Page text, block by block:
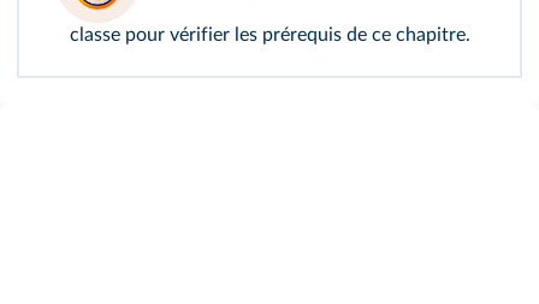
classe pour vérifier les prérequis de ce chapitre.